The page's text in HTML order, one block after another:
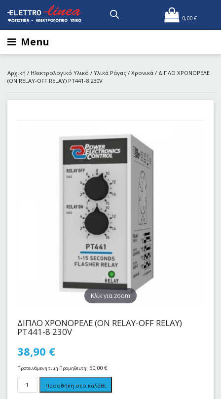
0,00 €
Menu
Αρχική / Ηλεκτρολογικό Υλικό / Υλικά Ράγας / Χρονικά / ΔΙΠΛΟ ΧΡΟΝΟΡΕΛΕ
(ON RELAY-OFF RELAY) PT441-8 230V
Kλικ για zoom
ΔΙΠΛΟ ΧΡΟΝΟΡΕΛΕ (ON RELAY-OFF RELAY)
PT441-8 230V
38,90 €
Προτεινόμενη τιμή Προμηθευτή: 50,00 €
Προσθήκη στο καλάθι